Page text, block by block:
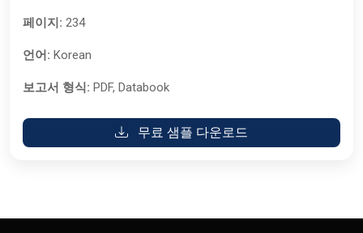
페이지: 234
언어: Korean
보고서 형식: PDF, Databook
무료 샘플 다운로드